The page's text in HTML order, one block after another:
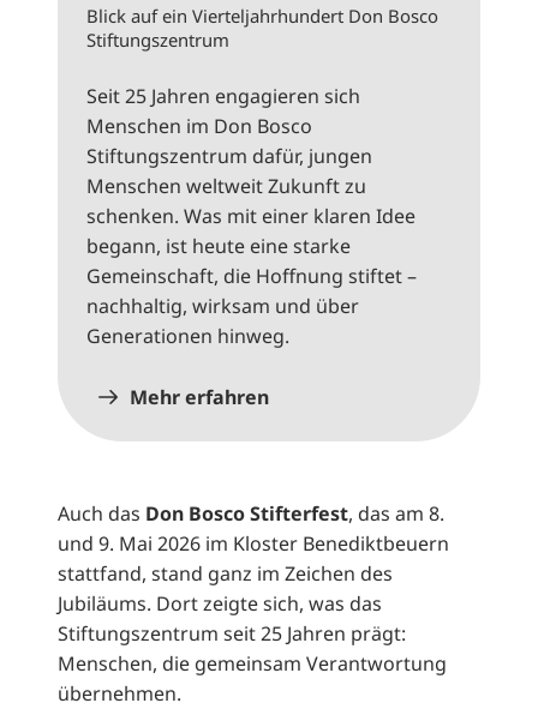
Blick auf ein Vierteljahrhundert Don Bosco
Stiftungszentrum
Seit 25 Jahren engagieren sich
Menschen im Don Bosco
Stiftungszentrum dafür, jungen
Menschen weltweit Zukunft zu
schenken. Was mit einer klaren Idee
begann, ist heute eine starke
Gemeinschaft, die Hoffnung stiftet –
nachhaltig, wirksam und über
Generationen hinweg.
Mehr erfahren
Auch das Don Bosco Stifterfest, das am 8.
und 9. Mai 2026 im Kloster Benediktbeuern
stattfand, stand ganz im Zeichen des
Jubiläums. Dort zeigte sich, was das
Stiftungszentrum seit 25 Jahren prägt:
Menschen, die gemeinsam Verantwortung
übernehmen.